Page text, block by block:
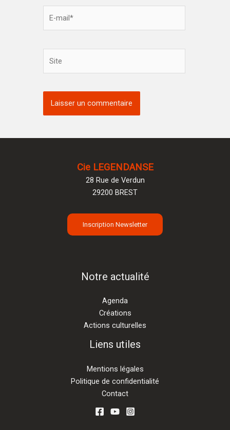
mail*
Cie LEGENDANSE
28 Rue de Verdun
29200 BREST
Inscription Newsletter
Notre actualité
Agenda
Créations
Actions culturelles
Liens utiles
Mentions légales
Politique de confidentialité
Contact